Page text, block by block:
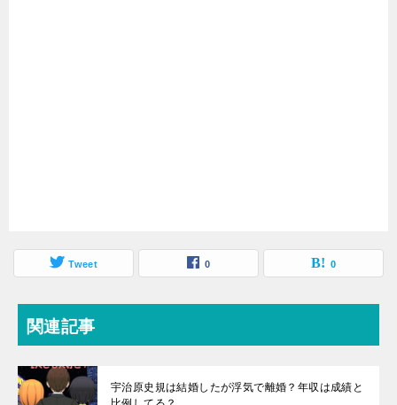
Tweet 0 0
関連記事
宇治原史規は結婚したが浮気で離婚？年収は成績と